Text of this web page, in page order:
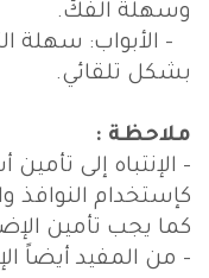
وسهلة الفكّ.
- الأبواب: سهلة
بشكل تلقائي.
ملاحظة :
- الإنتباه إلى
كإستخدام النوافذ
كما يجب تأمين
- من المفيد أيضاً